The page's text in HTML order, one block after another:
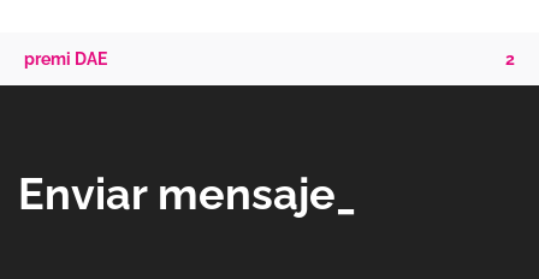
premi DAE 2
Enviar mensaje_